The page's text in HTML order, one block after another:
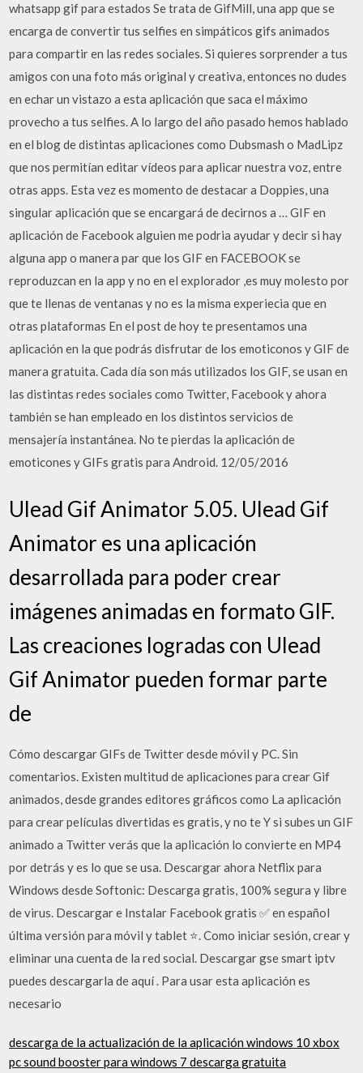
whatsapp gif para estados Se trata de GifMill, una app que se
encarga de convertir tus selfies en simpáticos gifs animados
para compartir en las redes sociales. Si quieres sorprender a tus
amigos con una foto más original y creativa, entonces no dudes
en echar un vistazo a esta aplicación que saca el máximo
provecho a tus selfies. A lo largo del año pasado hemos hablado
en el blog de distintas aplicaciones como Dubsmash o MadLipz
que nos permitían editar vídeos para aplicar nuestra voz, entre
otras apps. Esta vez es momento de destacar a Doppies, una
singular aplicación que se encargará de decirnos a … GIF en
aplicación de Facebook alguien me podria ayudar y decir si hay
alguna app o manera par que los GIF en FACEBOOK se
reproduzcan en la app y no en el explorador ,es muy molesto por
que te llenas de ventanas y no es la misma experiecia que en
otras plataformas En el post de hoy te presentamos una
aplicación en la que podrás disfrutar de los emoticonos y GIF de
manera gratuita. Cada día son más utilizados los GIF, se usan en
las distintas redes sociales como Twitter, Facebook y ahora
también se han empleado en los distintos servicios de
mensajería instantánea. No te pierdas la aplicación de
emoticones y GIFs gratis para Android. 12/05/2016
Ulead Gif Animator 5.05. Ulead Gif
Animator es una aplicación
desarrollada para poder crear
imágenes animadas en formato GIF.
Las creaciones logradas con Ulead
Gif Animator pueden formar parte
de
Cómo descargar GIFs de Twitter desde móvil y PC. Sin
comentarios. Existen multitud de aplicaciones para crear Gif
animados, desde grandes editores gráficos como La aplicación
para crear películas divertidas es gratis, y no te Y si subes un GIF
animado a Twitter verás que la aplicación lo convierte en MP4
por detrás y es lo que se usa. Descargar ahora Netflix para
Windows desde Softonic: Descarga gratis, 100% segura y libre
de virus. Descargar e Instalar Facebook gratis ✅ en español
última versión para móvil y tablet ⭐. Como iniciar sesión, crear y
eliminar una cuenta de la red social. Descargar gse smart iptv
puedes descargarla de aquí . Para usar esta aplicación es
necesario
descarga de la actualización de la aplicación windows 10 xbox
pc sound booster para windows 7 descarga gratuita